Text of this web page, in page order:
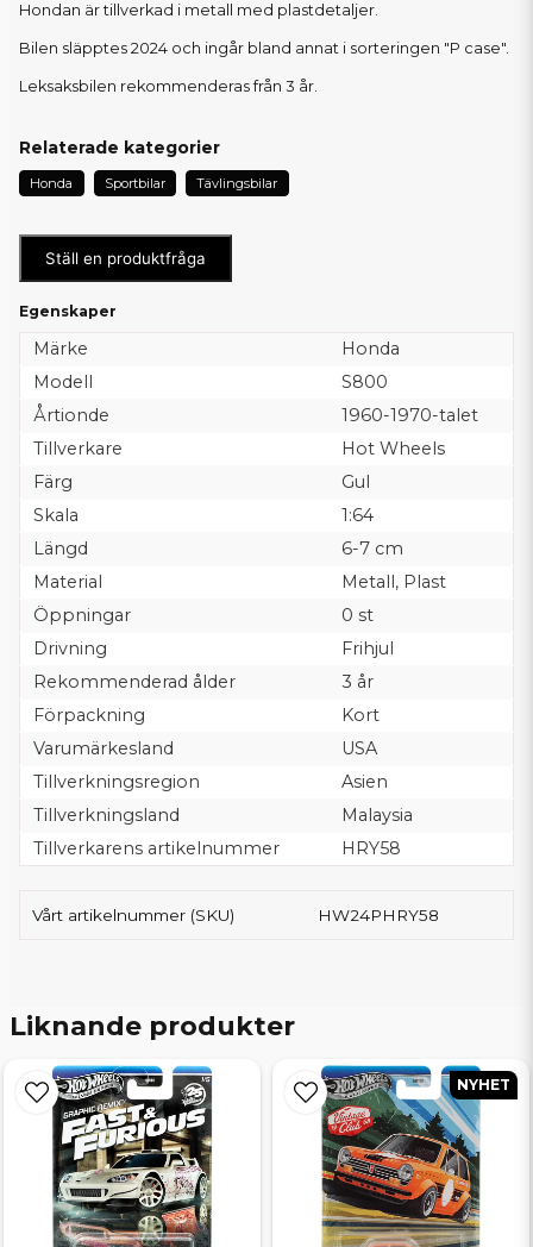
Hondan är tillverkad i metall med plastdetaljer.
Bilen släpptes 2024 och ingår bland annat i sorteringen "P case".
Leksaksbilen rekommenderas från 3 år.
Relaterade kategorier
Honda Sportbilar Tävlingsbilar
Ställ en produktfråga
Egenskaper
Märke
Honda
Modell
S800
Årtionde
1960-1970-talet
Tillverkare
Hot Wheels
Färg
Gul
Skala
1:64
Längd
6-7 cm
Material
Metall, Plast
Öppningar
0 st
Drivning
Frihjul
Rekommenderad ålder
3 år
Förpackning
Kort
Varumärkesland
USA
Tillverkningsregion
Asien
Tillverkningsland
Malaysia
Tillverkarens artikelnummer
HRY58
Vårt artikelnummer (SKU) HW24PHRY58
Liknande produkter
NYHET